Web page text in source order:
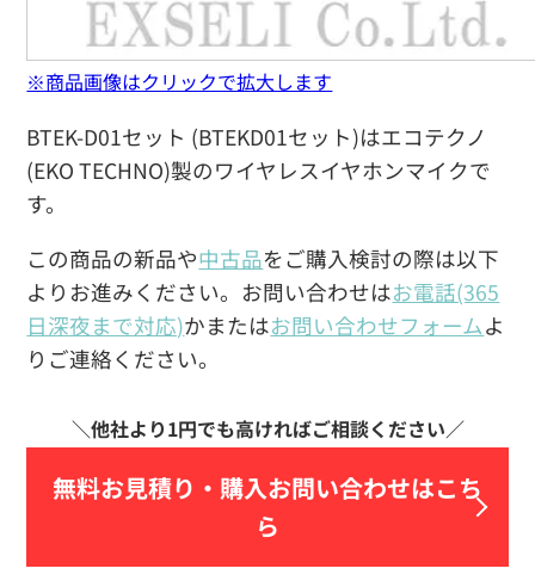
BTEK-D01セット (BTEKD01セット)はエコテクノ
(EKO TECHNO)製のワイヤレスイヤホンマイクで
す。
この商品の新品や中古品をご購入検討の際は以下
よりお進みください。お問い合わせはお電話(365
日深夜まで対応)かまたはお問い合わせフォームよ
りご連絡ください。
無料お見積り・ 購入お問い合わせはこち
ら
※商品画像はクリックで拡大します